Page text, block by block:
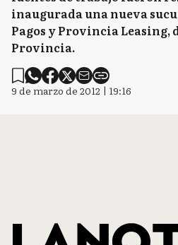
inaugurada una nueva
Pagos y Provincia Leasing,
Provincia.
9 de marzo de 2012 | 19:16